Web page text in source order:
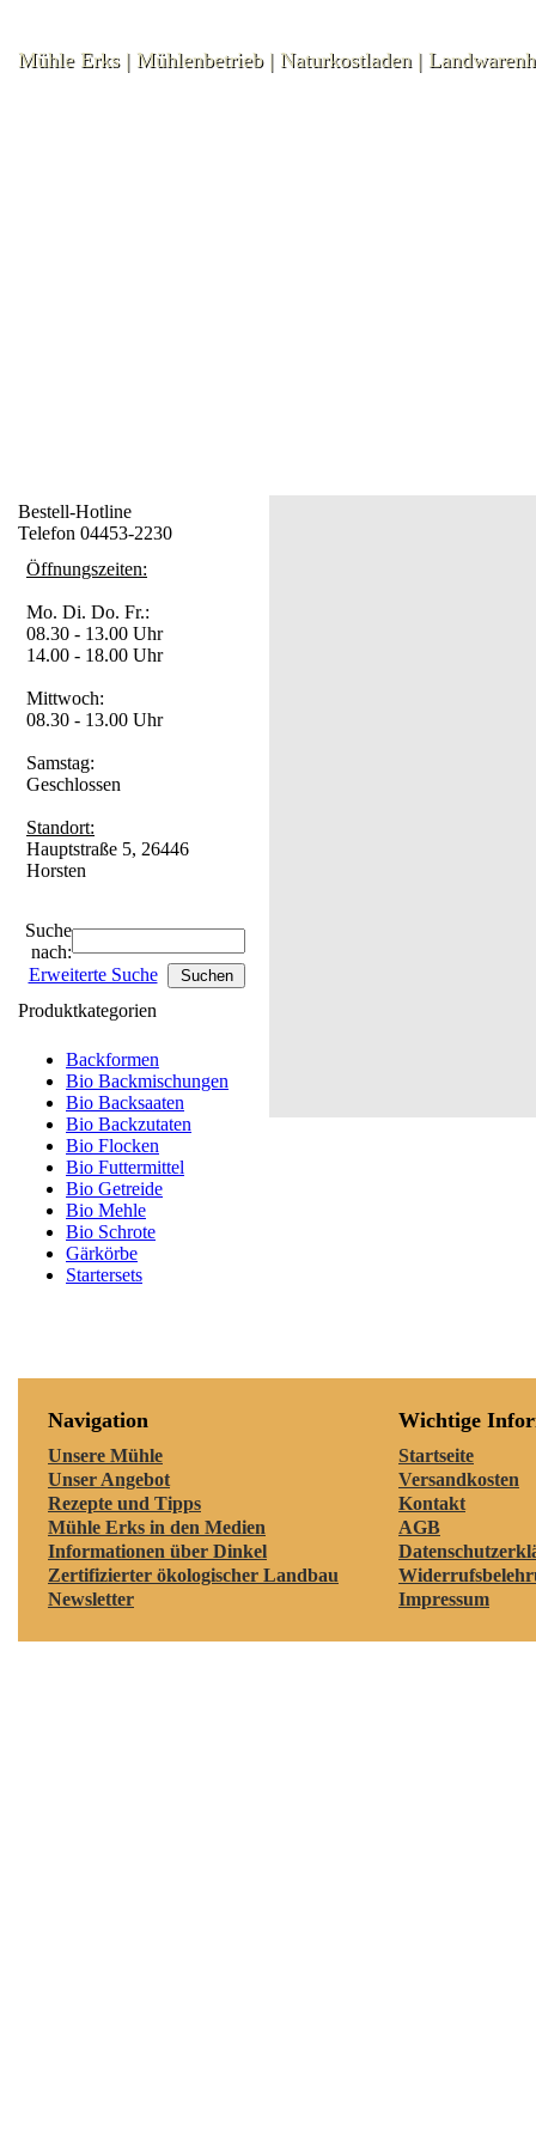
Mühle Erks | Mühlenbetrieb | Naturkostladen |
Bestell-Hotline
Telefon 04453-2230
Öffnungszeiten:
Mo. Di. Do. Fr.:
08.30 - 13.00 Uhr
14.00 - 18.00 Uhr
Mittwoch:
08.30 - 13.00 Uhr
Samstag:
Geschlossen
Standort:
Hauptstraße 5, 26446
Horsten
Suche
nach:
Erweiterte Suche
Produktkategorien
Backformen
Bio Backmischungen
Bio Backsaaten
Bio Backzutaten
Bio Flocken
Bio Futtermittel
Bio Getreide
Bio Mehle
Bio Schrote
Gärkörbe
Startersets
Navigation
Unsere Mühle
Unser Angebot
Rezepte und Tipps
Mühle Erks in den Medien
Informationen über Dinkel
Zertifizierter ökologischer Landbau
Newsletter
Wichtige
Startseite
Versandkosten
Kontakt
AGB
Impressum